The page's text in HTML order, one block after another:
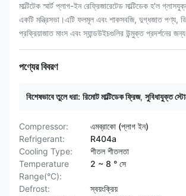
মাল্টিটেক স্মার্ট প্লাগ-ইন রেফ্রিজারেটেড মাল্টিডেক হ'ল
একটি মন্ত্রিসভা।এটি ফলমূল এবং শাকসবজি, দুগ্ধজাত পণ্য,
প্রক্রিয়াজাত মাংস এবং স্যান্ডউইচগুলির উন্মুক্ত প্রদর্শনের
পণ্যের বিবরণ
বিশেষভাবে তুলে ধরা: রিমোট মাল্টিডেক ফ্রিজ, সুবিধাযুক্ত
Compressor:
এমব্রাকো (প্লাগ ইন)
Refrigerant:
R404a
Cooling Type:
শীতল শীতলতা
Temperature
Range(°C):
2 ~ 8 ° সে
Defrost:
স্বয়ংক্রিয়